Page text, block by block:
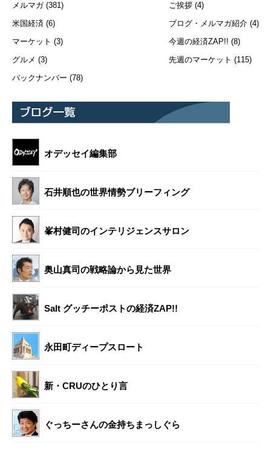
メルマガ(381)
米国経済 (6)
マーケット (3)
グルメ (3)
バックナンバー (78)
ご挨拶 (4)
ブログ・メルマガ紹介 (4)
今週の経済ZAP!! (8)
先週のマーケット (115)
オデッセイ編集部
石井順也の世界情勢ブリーフィング
峯村健司のインテリジェンスサロン
奥山真司の戦略論から見た世界
Salt グッチーポストの経済ZAP!!
永田町ディープスロート
新・CRUのひとり言
ぐっちーさんの金持ちまっしぐら